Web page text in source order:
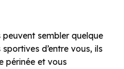
sembler quelque
d’entre vous, ils
périnée et vous